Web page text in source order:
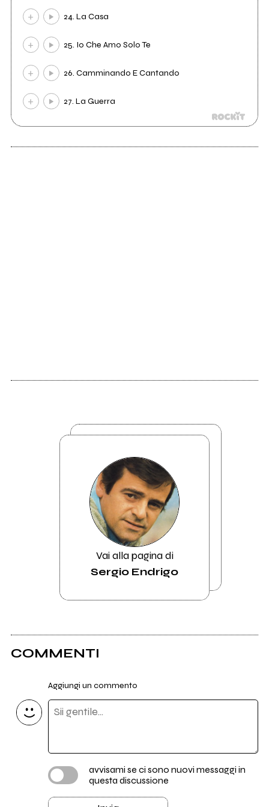
24. La Casa
25. Io Che Amo Solo Te
26. Camminando E Cantando
27. La Guerra
Vai alla pagina di
Sergio Endrigo
COMMENTI
Aggiungi un commento
avvisami se ci sono nuovi messaggi in
questa discussione